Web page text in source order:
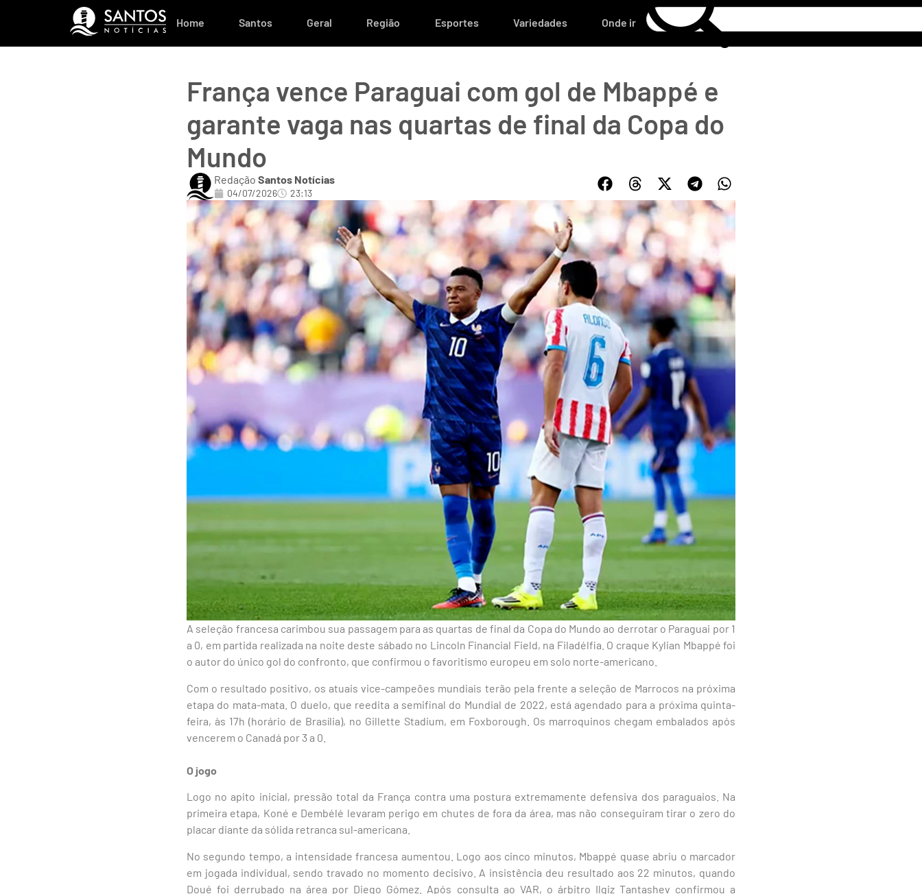
Home Santos Geral Região Esportes Variedades Onde ir
França vence Paraguai com gol de Mbappé e
garante vaga nas quartas de final da Copa do
Mundo
Redação Santos Notícias
04/07/2026 23:13
A seleção francesa carimbou sua passagem para as quartas de final da Copa do Mundo ao derrotar o Paraguai por 1
a 0, em partida realizada na noite deste sábado no Lincoln Financial Field, na Filadélfia. O craque Kylian Mbappé foi
o autor do único gol do confronto, que confirmou o favoritismo europeu em solo norte-americano.
Com o resultado positivo, os atuais vice-campeões mundiais terão pela frente a seleção de Marrocos na próxima
etapa do mata-mata. O duelo, que reedita a semifinal do Mundial de 2022, está agendado para a próxima quinta-
feira, às 17h (horário de Brasília), no Gillette Stadium, em Foxborough. Os marroquinos chegam embalados após
vencerem o Canadá por 3 a 0.
O jogo
Logo no apito inicial, pressão total da França contra uma postura extremamente defensiva dos paraguaios. Na
primeira etapa, Koné e Dembélé levaram perigo em chutes de fora da área, mas não conseguiram tirar o zero do
placar diante da sólida retranca sul-americana.
No segundo tempo, a intensidade francesa aumentou. Logo aos cinco minutos, Mbappé quase abriu o marcador
em jogada individual, sendo travado no momento decisivo. A insistência deu resultado aos 22 minutos, quando
Doué foi derrubado na área por Diego Gómez. Após consulta ao VAR, o árbitro Ilgiz Tantashev confirmou a